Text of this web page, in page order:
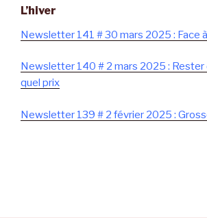
L’hiver
Newsletter 141 # 30 mars 2025 : Face
Newsletter 140 # 2 mars 2025 : Rester
quel prix
Newsletter 139 # 2 février 2025 :